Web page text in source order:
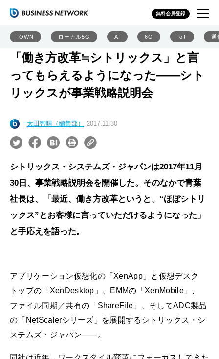
無料会員登録
IOWN ローカル5G AI 6G IoT 通
「働き方改革≒シトリックス」と言
ってもらえるようになった――シト
リックスが事業戦略説明会
太田智晴（編集部） 2017.11.30
シトリックス・システムズ・ジャパンは2017年11月
30日、事業戦略説明会を開催した。そのなかで青葉
社長は、「最近、働き方改革というと、“ほぼシトリ
ックス”とお客様に言っていただけるようになった」
と手応えを語った。
アプリケーション仮想化の「XenApp」と仮想デスク
トップの「XenDesktop」、EMMの「XenMobile」、
ファイル同期／共有の「ShareFile」、そしてADC製品
の「NetScalerシリーズ」を展開するシトリックス・シ
ステムズ・ジャパン――。
同社は近年、ワークスタイル変革にフォーカスしてきた